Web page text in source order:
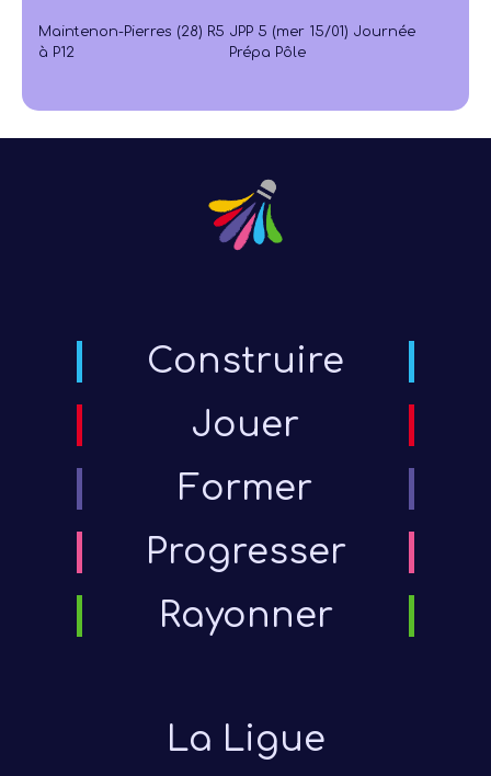
Maintenon-Pierres (28) R5
à P12
JPP 5 (mer 15/01) Journée
Prépa Pôle
Construire
Jouer
Former
Progresser
Rayonner
La Ligue